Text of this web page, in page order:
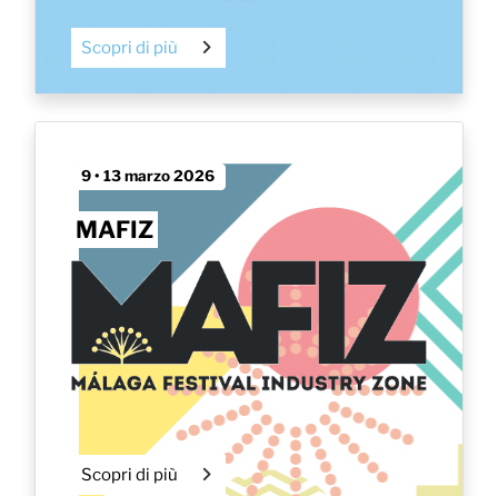
Scopri di più
9 • 13 marzo 2026
MAFIZ
Scopri di più